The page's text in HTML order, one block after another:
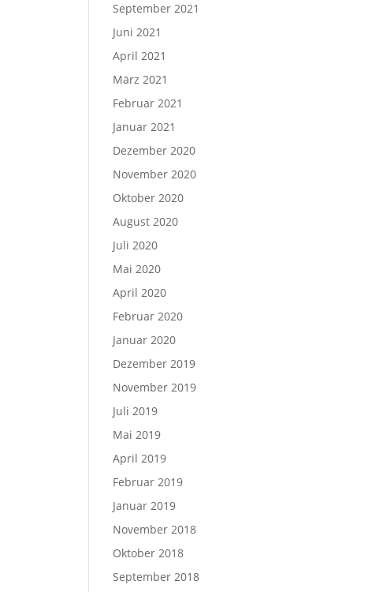
September 2021
Juni 2021
April 2021
März 2021
Februar 2021
Januar 2021
Dezember 2020
November 2020
Oktober 2020
August 2020
Juli 2020
Mai 2020
April 2020
Februar 2020
Januar 2020
Dezember 2019
November 2019
Juli 2019
Mai 2019
April 2019
Februar 2019
Januar 2019
November 2018
Oktober 2018
September 2018